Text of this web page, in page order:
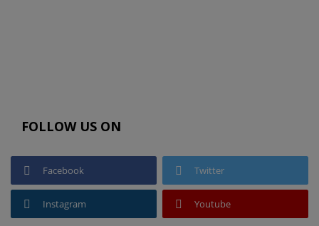
FOLLOW US ON
Facebook Twitter
Instagram Youtube